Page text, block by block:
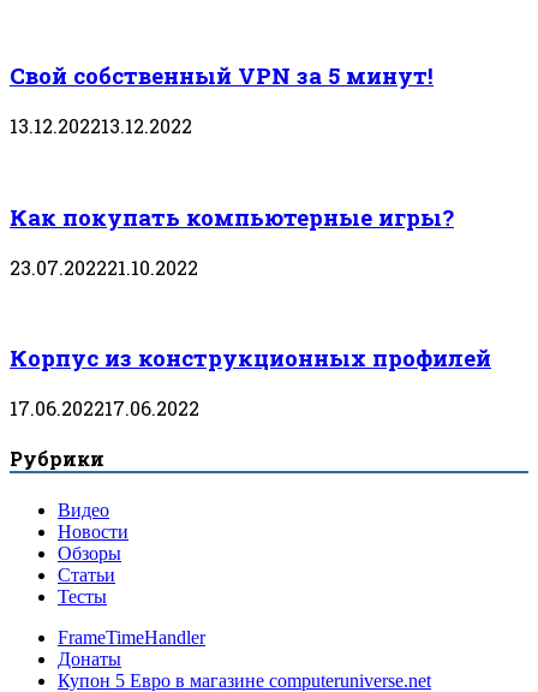
Свой собственный VPN за 5 минут!
13.12.202213.12.2022
Как покупать компьютерные игры?
23.07.202221.10.2022
Корпус из конструкционных профилей
17.06.202217.06.2022
Рубрики
Видео
Новости
Обзоры
Статьи
Тесты
FrameTimeHandler
Донаты
Купон 5 Евро в магазине computeruniverse.net